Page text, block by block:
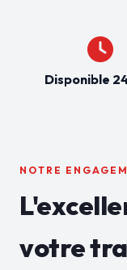
Disponible
NOTRE
votre